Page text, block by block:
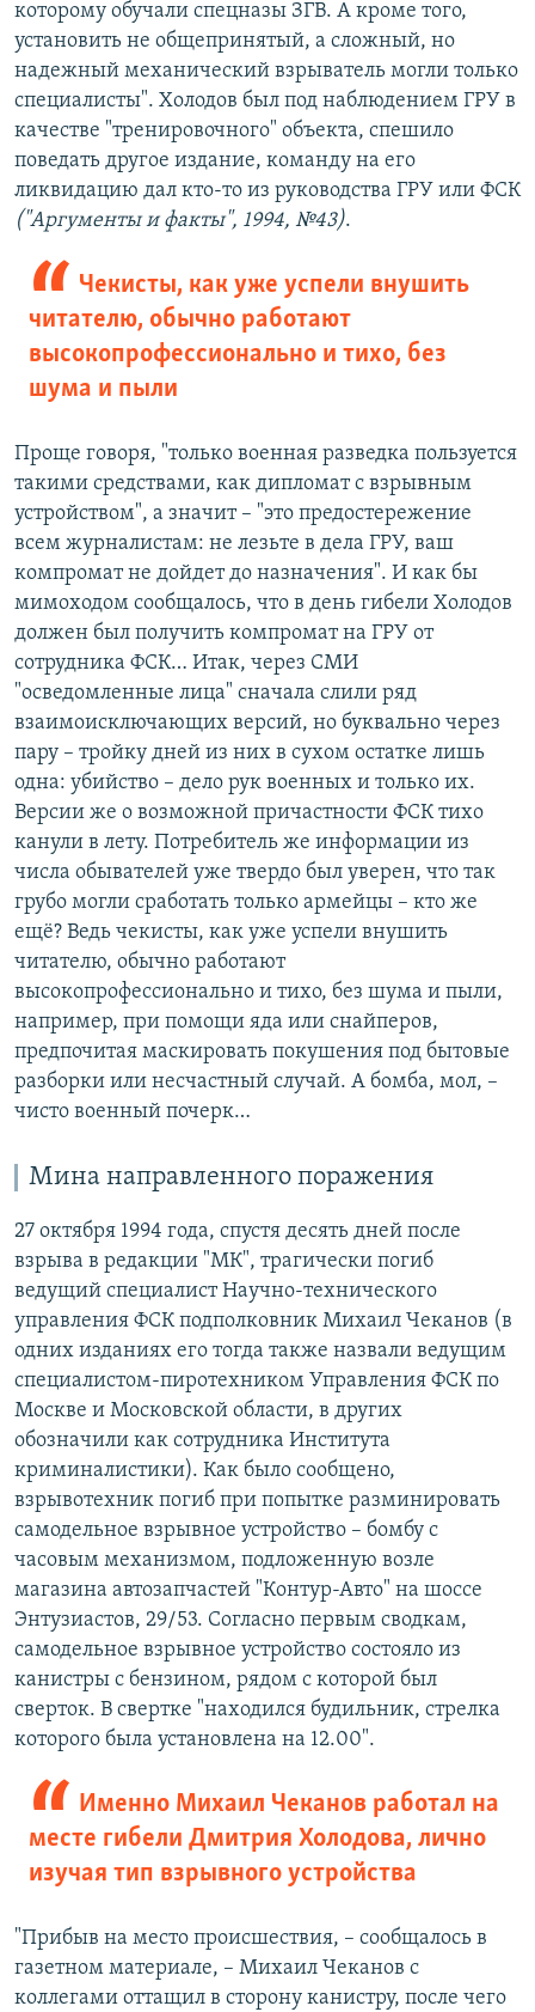
которому обучали спецназы ЗГВ. А кроме того,
установить не общепринятый, а сложный, но
надежный механический взрыватель могли только
специалисты". Холодов был под наблюдением ГРУ в
качестве "тренировочного" объекта, спешило
поведать другое издание, команду на его
ликвидацию дал кто-то из руководства ГРУ или ФСК
("Аргументы и факты", 1994, №43).
Чекисты, как уже успели внушить
читателю, обычно работают
высокопрофессионально и тихо, без
шума и пыли
Проще говоря, "только военная разведка пользуется
такими средствами, как дипломат с взрывным
устройством", а значит – "это предостережение
всем журналистам: не лезьте в дела ГРУ, ваш
компромат не дойдет до назначения". И как бы
мимоходом сообщалось, что в день гибели Холодов
должен был получить компромат на ГРУ от
сотрудника ФСК… Итак, через СМИ
"осведомленные лица" сначала слили ряд
взаимоисключающих версий, но буквально через
пару – тройку дней из них в сухом остатке лишь
одна: убийство – дело рук военных и только их.
Версии же о возможной причастности ФСК тихо
канули в лету. Потребитель же информации из
числа обывателей уже твердо был уверен, что так
грубо могли сработать только армейцы – кто же
ещё? Ведь чекисты, как уже успели внушить
читателю, обычно работают
высокопрофессионально и тихо, без шума и пыли,
например, при помощи яда или снайперов,
предпочитая маскировать покушения под бытовые
разборки или несчастный случай. А бомба, мол, –
чисто военный почерк…
Мина направленного поражения
27 октября 1994 года, спустя десять дней после
взрыва в редакции "МК", трагически погиб
ведущий специалист Научно-технического
управления ФСК подполковник Михаил Чеканов (в
одних изданиях его тогда также назвали ведущим
специалистом-пиротехником Управления ФСК по
Москве и Московской области, в других
обозначили как сотрудника Института
криминалистики). Как было сообщено,
взрывотехник погиб при попытке разминировать
самодельное взрывное устройство – бомбу с
часовым механизмом, подложенную возле
магазина автозапчастей "Контур-Авто" на шоссе
Энтузиастов, 29/53. Согласно первым сводкам,
самодельное взрывное устройство состояло из
канистры с бензином, рядом с которой был
сверток. В свертке "находился будильник, стрелка
которого была установлена на 12.00".
Именно Михаил Чеканов работал на
месте гибели Дмитрия Холодова, лично
изучая тип взрывного устройства
"Прибыв на место происшествия, – сообщалось в
газетном материале, – Михаил Чеканов с
коллегами оттащил в сторону канистру, после чего